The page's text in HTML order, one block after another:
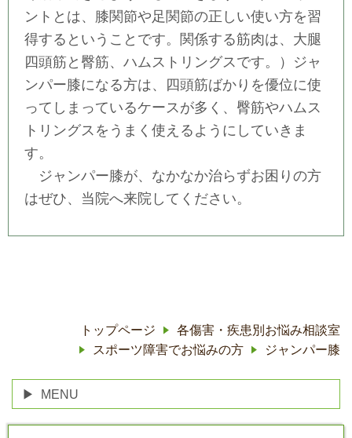
ントとは、膝関節や足関節の正しい使い方を習
得するということです。関係する筋肉は、大腿
四頭筋と臀筋、ハムストリングスです。）ジャ
ンパー膝になる方は、四頭筋ばかりを優位に使
ってしまっているケースが多く、臀筋やハムス
トリングスをうまく使えるようにしていきま
す。
ジャンパー膝が、なかなか治らずお困りの方
はぜひ、当院へ来院してください。
トップページ
各傷害・疾患別お悩み相談室
スポーツ障害でお悩みの方
ジャンパー膝
MENU